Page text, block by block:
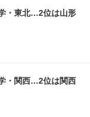
・東北…2位は山形
・関西…2位は関西